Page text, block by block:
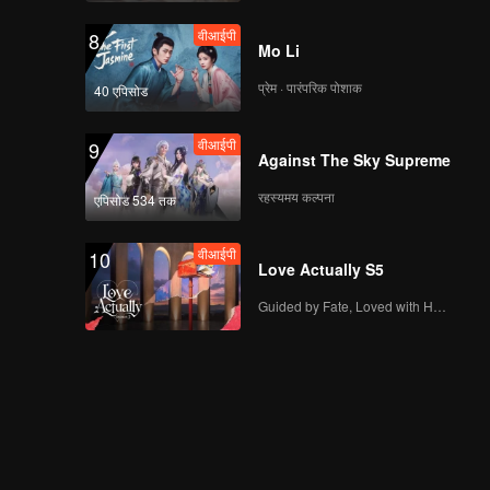
8
40 एपिसोड
वीआईपी
Mo Li
प्रेम · पारंपरिक पोशाक
9
एपिसोड 534 तक
वीआईपी
Against The Sky Supreme
रहस्यमय कल्पना
10 वीआईपी
Love Actually S5